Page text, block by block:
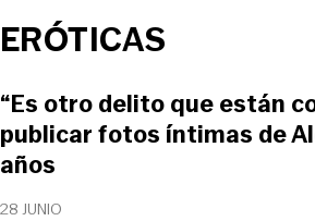
ERÓTICAS
28 JUNIO
“Es otro delito que están
publicar fotos íntimas de
años